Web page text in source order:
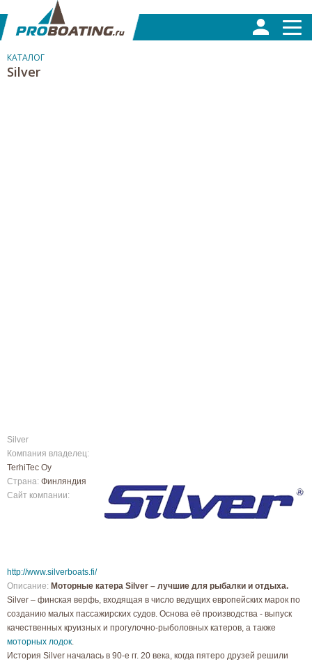
КАТАЛОГ
Silver
Silver
Компания владелец:
TerhiTec Oy
Страна: Финляндия
Сайт компании:
http://www.silverboats.fi/
Описание: Моторные катера Silver – лучшие для рыбалки и отдыха.
Silver – финская верфь, входящая в число ведущих европейских марок по
созданию малых пассажирских судов. Основа её производства - выпуск
качественных круизных и прогулочно-рыболовных катеров, а также
моторных лодок.
История Silver началась в 90-е гг. 20 века, когда пятеро друзей решили